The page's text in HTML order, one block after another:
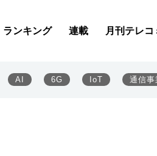
ランキング 連載 月刊テレ
AI 6G IoT 通信事